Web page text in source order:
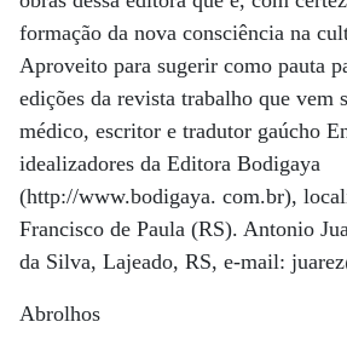
formação da nova consciência na
Aproveito para sugerir como pauta
edições da revista trabalho que vem
médico, escritor e tradutor gaúcho
idealizadores da Editora Bodigaya
(http://www.bodigaya. com.br),
Francisco de Paula (RS). Antonio
da Silva, Lajeado, RS, e-mail:
Abrolhos